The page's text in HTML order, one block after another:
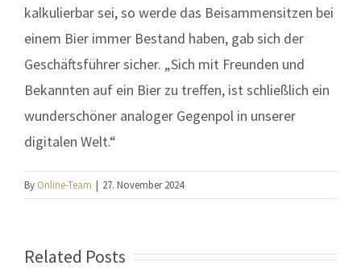
kalkulierbar sei, so werde das Beisammensitzen bei
einem Bier immer Bestand haben, gab sich der
Geschäftsführer sicher. „Sich mit Freunden und
Bekannten auf ein Bier zu treffen, ist schließlich ein
wunderschöner analoger Gegenpol in unserer
digitalen Welt.“
By Online-Team | 27. November 2024
Related Posts